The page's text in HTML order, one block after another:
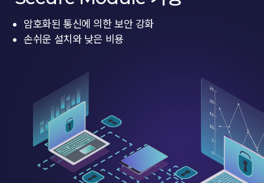
암호화된 통신에 의한 보안 강화
손쉬운 설치와 낮은 비용